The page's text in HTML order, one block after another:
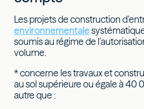
Les projets de construction
environnementale
soumis au régime de
volume.
* concerne les travaux et
au sol supérieure ou égale à 40
autre que :